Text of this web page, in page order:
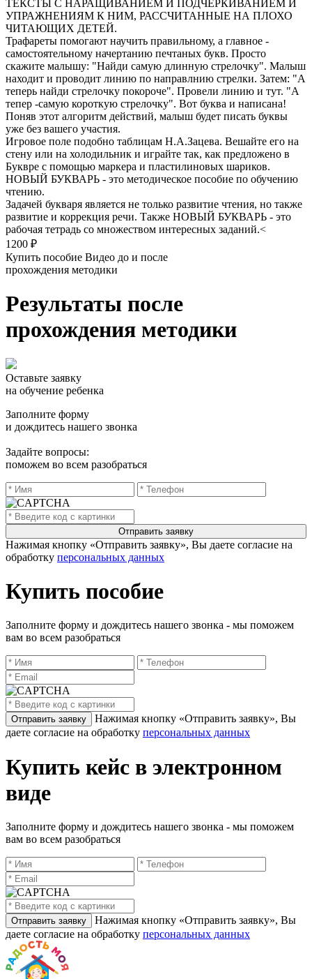
ТЕКСТЫ С НАРАЩИВАНИЕМ И ПОДЧЕРКИВАНИЕМ И
УПРАЖНЕНИЯМ К НИМ, РАССЧИТАННЫЕ НА ПЛОХО
ЧИТАЮЩИХ ДЕТЕЙ.
Трафареты помогают научить правильному, а главное -
самостоятельному начертанию печтаных букв. Просто
скажите малышу: "Найди самую длинную стрелочку". Малыш
находит и проводит линию по направлнию стрелки. Затем: "А
теперь найди стрелочку покороче". Провели линию и тут. "А
тепер -самую короткую стрелочку". Вот буква и написана!
Поняв этот алгоритм действий, малыш будет писать буквы
уже без вашего участия.
Игровое поле подобно таблицам Н.А.Зацева. Вешайте его на
стену или на холодильник и играйте так, как предложено в
Буквре с помощью маркера и пластилиновых шариков.
НОВЫЙ БУКВАРЬ - это методическое пособие по обучению
чтению.
Задачей букваря является не только развитие чтения, но также
развитие и коррекция речи. Также НОВЫЙ БУКВАРЬ - это
рабочая тетрадь со множеством интересных заданий.<
1200 ₽
Купить пособие Видео до и после
прохождения методики
Результаты после
прохождения методики
Оставьте заявку
на обучение ребенка
Заполните форму
и дождитесь нашего звонка
Задайте вопросы:
поможем во всем разобраться
Нажимая кнопку «Отправить заявку», Вы даете согласие на
обработку персональных данных
Купить пособие
Заполните форму и дождитесь нашего звонка - мы поможем
вам во всем разобраться
Нажимая кнопку «Отправить заявку», Вы
даете согласие на обработку персональных данных
Купить кейс в электронном
виде
Заполните форму и дождитесь нашего звонка - мы поможем
вам во всем разобраться
Нажимая кнопку «Отправить заявку», Вы
даете согласие на обработку персональных данных